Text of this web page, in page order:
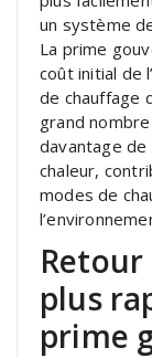
un système
La prime
coût initial de
de chauffage
grand
davantage
chaleur,
modes de
plus
prime